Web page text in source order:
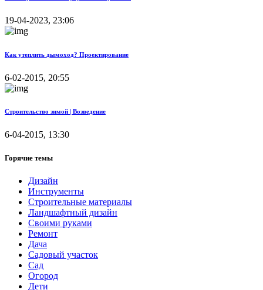
19-04-2023, 23:06
Как утеплить дымоход? Проектирование
6-02-2015, 20:55
Строительство зимой | Возведение
6-04-2015, 13:30
Горячие темы
Дизайн
Инструменты
Строительные материалы
Ландшафтный дизайн
Своими руками
Ремонт
Дача
Садовый участок
Сад
Огород
Дети